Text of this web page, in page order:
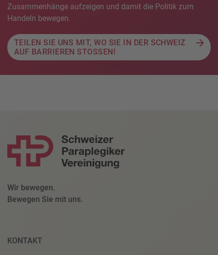
Zusammenhänge aufzeigen und damit die Politik zum
Handeln bewegen.
TEILEN SIE UNS MIT, WO SIE IN DER SCHWEIZ
AUF BARRIEREN STOSSEN!
Wir bewegen.
Bewegen Sie mit uns.
KONTAKT